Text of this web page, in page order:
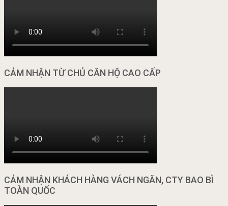
CẢM NHẬN TỪ CHỦ CĂN HỘ CAO CẤP
CẢM NHẬN KHÁCH HÀNG VÁCH NGĂN, CTY BAO BÌ
TOÀN QUỐC